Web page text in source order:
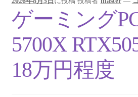
ゲーミング
5700X
18万円程度